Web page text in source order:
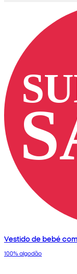
Vestido de bebé
100% algodão